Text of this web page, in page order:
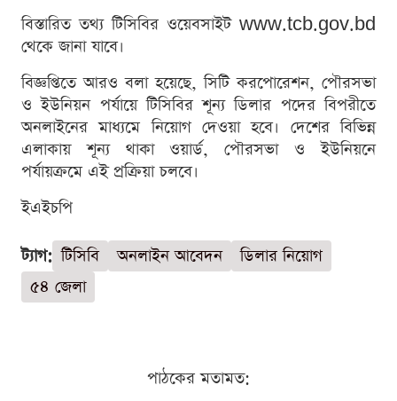
বিস্তারিত তথ্য টিসিবির ওয়েবসাইট www.tcb.gov.bd
থেকে জানা যাবে।
বিজ্ঞপ্তিতে আরও বলা হয়েছে, সিটি করপোরেশন, পৌরসভা
ও ইউনিয়ন পর্যায়ে টিসিবির শূন্য ডিলার পদের বিপরীতে
অনলাইনের মাধ্যমে নিয়োগ দেওয়া হবে। দেশের বিভিন্ন
এলাকায় শূন্য থাকা ওয়ার্ড, পৌরসভা ও ইউনিয়নে
পর্যায়ক্রমে এই প্রক্রিয়া চলবে।
ইএইচপি
ট্যাগ: টিসিবি অনলাইন আবেদন
ডিলার নিয়োগ
৫৪ জেলা
পাঠকের মতামত: